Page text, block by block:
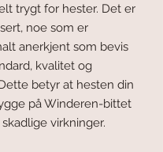
trygt for hester. Det er
noe som er
anerkjent som bevis
kvalitet og
betyr at hesten din
på Winderen-bittet
virkninger.